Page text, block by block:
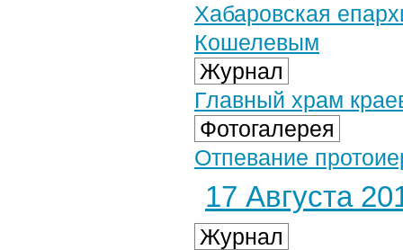
Хабаровская
Кошелевым
Журнал
Главный храм
Фотогалерея
Отпевание
17 Августа
Журнал